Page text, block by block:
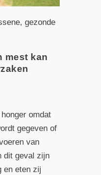
gezonde
mest kan
omdat
gegeven of
van
dit geval zijn
en eten zij